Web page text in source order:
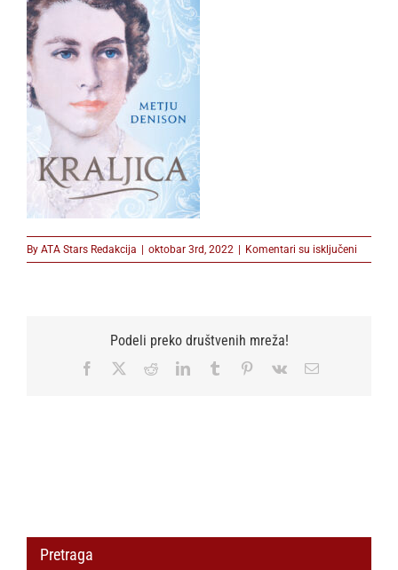
By ATA Stars Redakcija | oktobar 3rd, 2022 | Komentari su isključeni
Kraljica
Podeli preko društvenih mreža!
Facebook RedditLinkedInTumblr Pinterest
Vk Email
Pretraga